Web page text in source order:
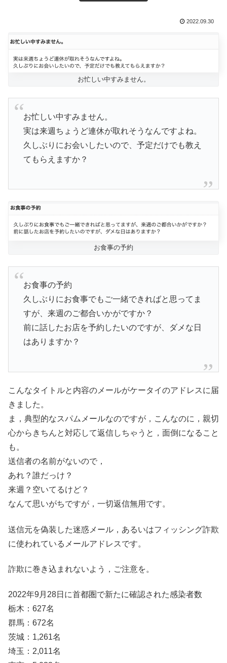
2022.09.30
お忙しい中すみません。
お忙しい中すみません。
実は来週ちょうど連休が取れそうなんですよね。
久しぶりにお会いしたいので、予定だけでも教え
てもらえますか？
お食事の予約
お食事の予約
久しぶりにお食事でもご一緒できればと思ってま
すが、来週のご都合いかがですか？
前に話したお店を予約したいのですが、ダメな日
はありますか？
こんなタイトルと内容のメールがケータイのアドレスに届
きました。
ま，典型的なスパムメールなのですが，こんなのに，親切
心からきちんと対応して返信しちゃうと，面倒になること
も。
送信者の名前がないので，
あれ？誰だっけ？
来週？空いてるけど？
なんて思いがちですが，一切返信無用です。
送信元を偽装した迷惑メール，あるいはフィッシング詐欺
に使われているメールアドレスです。
詐欺に巻き込まれないよう，ご注意を。
2022年9月28日に首都圏で新たに確認された感染者数
栃木：627名
群馬：672名
茨城：1,261名
埼玉：2,011名